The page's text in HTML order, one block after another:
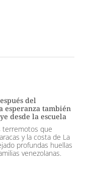
del
esperanza también
desde la escuela
terremotos que
y la costa de La
profundas huellas
venezolanas.